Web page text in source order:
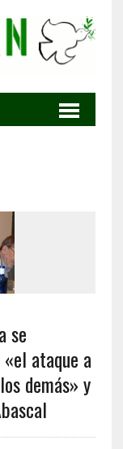
se
ataque a
demás» y